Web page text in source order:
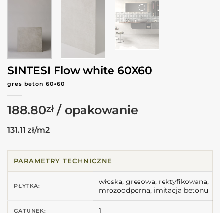
SINTESI Flow white 60X60
gres beton 60×60
188.80zł
131.11 zł/m2
PARAMETRY TECHNICZNE
PŁYTKA:
włoska, gresowa, rektyfikowana,
mrozoodporna, imitacja betonu
GATUNEK: 1